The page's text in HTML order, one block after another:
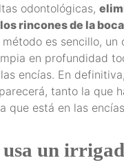
odontológicas,
rincones de la boca
es sencillo, un
en profundidad
encías. En
tanto la que
que está en las
usa un